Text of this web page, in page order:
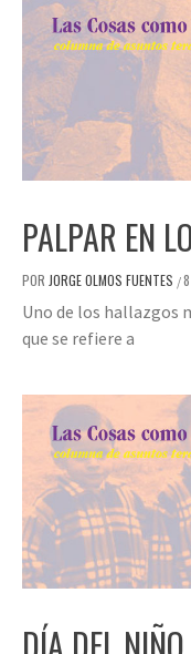
PALPAR EN
POR JORGE OLMOS FUENTES /
Uno de los hallazgos
que se refiere a